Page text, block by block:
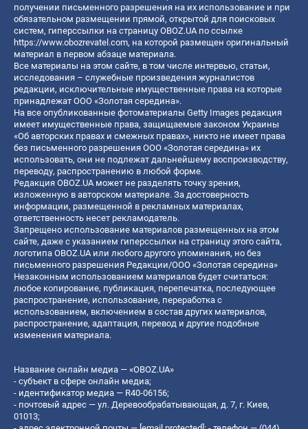
получении письменного разрешения на их использование и при
обязательном размещении прямой, открытой для поисковых
систем, гиперссылки на страницу OBOZ.UA по ссылке
https://www.obozrevatel.com, на которой размещен оригинальный
материал в первом абзаце материала.
Все материалы на этом сайте, в том числе интервью, статьи,
исследования – служебные произведения журналистов
редакции, исключительные имущественные права на которые
принадлежат ООО «Золотая середина».
На все опубликованные фотоматериалы Getty Images редакция
имеет имущественные права, защищаемые законом Украины
«Об авторских правах и смежных правах», никто не имеет права
без письменного разрешения ООО «Золотая середина» их
использовать, они не подлежат дальнейшему воспроизводству,
переводу, распространению в любой форме.
Редакция OBOZ.UA может не разделять точку зрения,
изложенную в авторском материале. За достоверность
информации, размещенной в рекламных материалах,
ответственность несет рекламодатель.
Запрещено использование материалов размещенных на этом
сайте, даже с указанием гиперссылки на страницу этого сайта,
логотипа OBOZ.UA или любого другого упоминания, но без
письменного разрешения Редакции/ООО «Золотая середина»
Незаконным использованием материалов будет считаться:
любое копирование, публикация, перепечатка, последующее
распространение, использование, переработка с
использованием, включением в состав других материалов,
распространение, адаптация, перевод и другие подобные
изменения материала.
Название онлайн медиа — «OBOZ.UA»
- субъект в сфере онлайн медиа;
- идентификатор медиа — R40-06156;
- почтовый адрес — ул. Деревообрабатывающая, д. 7, г. Киев,
01013;